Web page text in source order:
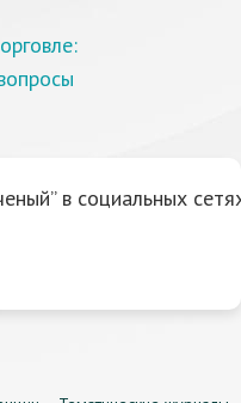
в социальных